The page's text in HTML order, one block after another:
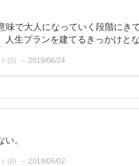
味で大人になっていく段階にき
人生プランを建てるきっかけと
(0) 2019/06/24
。
(0) 2019/06/02